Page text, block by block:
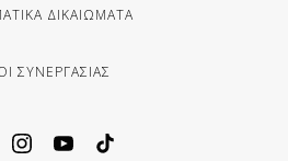
ΔΙΚΑΙΩΜΑΤΑ
ΣΥΝΕΡΓΑΣΙΑΣ